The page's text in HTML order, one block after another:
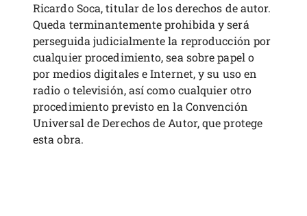
Ricardo Soca, titular de los derechos de autor.
Queda terminantemente prohibida y será
perseguida judicialmente la reproducción por
cualquier procedimiento, sea sobre papel o
por medios digitales e Internet, y su uso en
radio o televisión, así como cualquier otro
procedimiento previsto en la Convención
Universal de Derechos de Autor, que protege
esta obra.